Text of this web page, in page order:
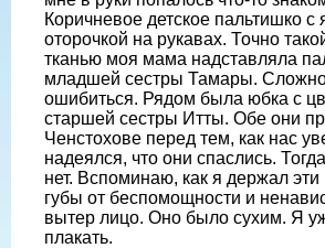
Коричневое детское пальтишко с
оторочкой на рукавах. Точно
тканью моя мама надставляла
младшей сестры Тамары.
ошибиться. Рядом была юбка с
старшей сестры Итты. Обе они
Ченстохове перед тем, как нас
надеялся, что они спаслись.
нет. Вспоминаю, как я держал
губы от беспомощности и
вытер лицо. Оно было сухим. Я
плакать.